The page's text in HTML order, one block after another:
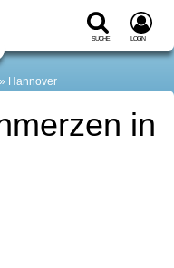
Suche Login
Hannover
in